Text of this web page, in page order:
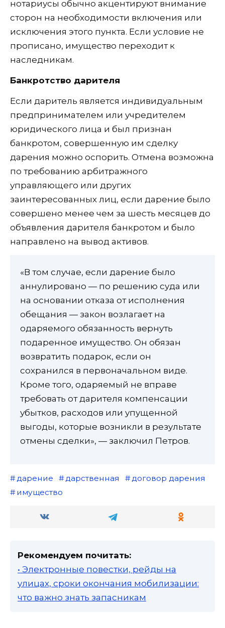
нотариусы обычно акцентируют внимание
сторон на необходимости включения или
исключения этого пункта. Если условие не
прописано, имущество переходит к
наследникам.
Банкротство дарителя
Если даритель является индивидуальным
предпринимателем или учредителем
юридического лица и был признан
банкротом, совершенную им сделку
дарения можно оспорить. Отмена возможна
по требованию арбитражного
управляющего или других
заинтересованных лиц, если дарение было
совершено менее чем за шесть месяцев до
объявления дарителя банкротом и было
направлено на вывод активов.
«В том случае, если дарение было
аннулировано — по решению суда или
на основании отказа от исполнения
обещания — закон возлагает на
одаряемого обязанность вернуть
подаренное имущество. Он обязан
возвратить подарок, если он
сохранился в первоначальном виде.
Кроме того, одаряемый не вправе
требовать от дарителя компенсации
убытков, расходов или упущенной
выгоды, которые возникли в результате
отмены сделки», — заключил Петров.
дарение дарственная
договор дарения
имущество
Рекомендуем почитать:
• Электронные повестки, рейды на
улицах, сроки окончания мобилизации:
что важно знать запасникам